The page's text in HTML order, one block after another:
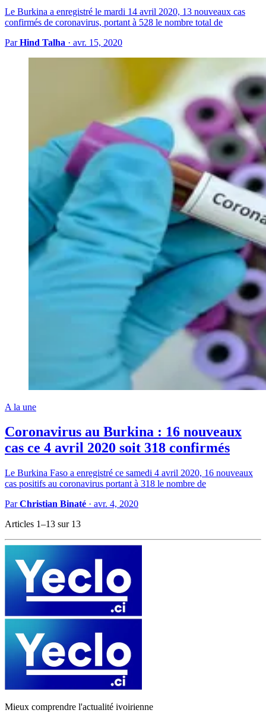
Le Burkina a enregistré le mardi 14 avril 2020, 13 nouveaux cas
confirmés de coronavirus, portant à 528 le nombre total de
ParHind Talha · avr. 15, 2020
A la une
Coronavirus au Burkina : 16 nouveaux
cas ce 4 avril 2020 soit 318 confirmés
Le Burkina Faso a enregistré ce samedi 4 avril 2020, 16 nouveaux
cas positifs au coronavirus portant à 318 le nombre de
ParChristian Binaté · avr. 4, 2020
Articles 1–13 sur 13
Mieux comprendre l'actualité ivoirienne